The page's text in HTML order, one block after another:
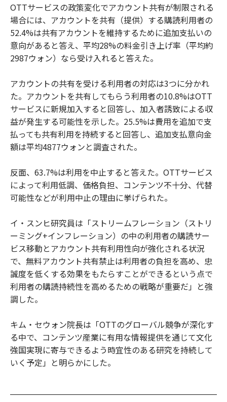
OTTサービスの政策変化でアカウント共有が制限される
場合には、アカウントを共有（提供）する購読利用者の
52.4%は共有アカウントを維持するために追加支払いの
意向があると答え、平均28%の料金引き上げ率（平均約
2987ウォン）なら受け入れると答えた。
アカウントの共有を受ける利用者の対応は3つに分かれ
た。アカウントを共有してもらう利用者の10.8%はOTT
サービスに新規加入すると回答し、加入者誘致による収
益が発生する可能性を示した。25.5%は費用を追加で支
払っても共有利用を持続すると回答し、追加支払意向金
額は平均4877ウォンと調査された。
反面、63.7%は利用を中止すると答えた。OTTサービス
によって利用低調、価格負担、コンテンツ不十分、代替
可能性などが利用中止の理由に挙げられた。
イ・スンヒ研究員は「ストリームフレーション（ストリ
ーミング+インフレーション）の中の利用者の購読サー
ビス移動とアカウント共有利用性向が強化される状況
で、無料アカウント共有禁止は利用者の負担を高め、忠
誠度を低くする効果をもたらすことができるという点で
利用者の購読持続性を高めるための戦略が重要だ」と強
調した。
キム・セウォン院長は「OTTのグローバル競争が深化す
る中で、コンテンツ産業に有用な情報提供を通じて文化
強国実現に寄与できるよう時宜性のある研究を持続して
いく予定」と明らかにした。